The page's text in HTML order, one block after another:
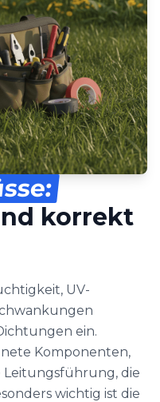
korrekt
UV-
ein.
Komponenten,
Leitungsführung, die
wichtig ist die